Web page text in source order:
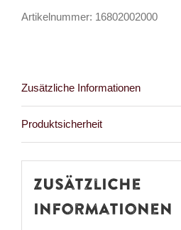
Artikelnummer: 16802002000
Zusätzliche Informationen
Produktsicherheit
Zusätzliche
Informationen